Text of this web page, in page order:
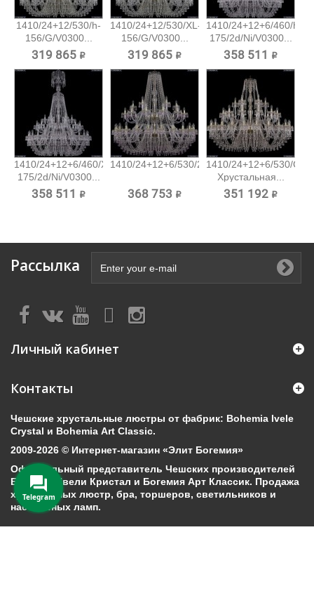
1410/24+12/530/h-
156/G/V0300...
319 865 ₽
1410/24+12/530/XL-
156/G/V0300...
319 865 ₽
1410/24+12+6/460/h-
175/2d/Ni/V0300...
358 511 ₽
1410/24+12+6/460/XL-
175/2d/Ni/V0300...
358 511 ₽
1410/24+12+6/530/2d/G/V7010...
368 753 ₽
1410/24+12+6/530/G/
Хрустальная...
351 192 ₽
Рассылка
Личный кабинет
Контакты
Чешские хрустальные люстры от фабрик: Bohemia Ivele
Crystal и Bohemia Art Classic.
2009-2026 © Интернет-магазин «Элит Богемия»
Официальный представитель Чешских производителей
Богемия Ивели Кристал и Богемия Арт Классик. Продажа
хрустальных люстр, бра, торшеров, светильников и
настольных ламп.
Telegram